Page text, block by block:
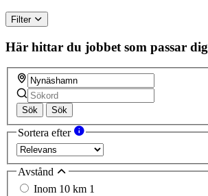
Filter
Här hittar du jobbet som passar dig
Sök Sök
Sortera efter
Avstånd
Inom 10 km 1